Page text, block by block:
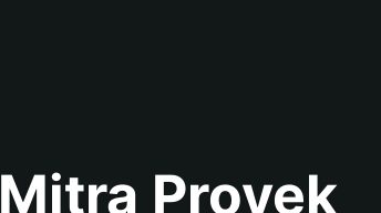
Mitra Proyek